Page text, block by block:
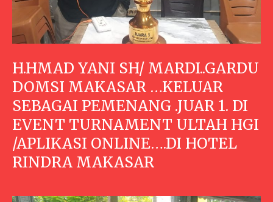
H.HMAD YANI SH/ MARDI..GARDU
DOMSI MAKASAR …KELUAR
SEBAGAI PEMENANG .JUAR 1. DI
EVENT TURNAMENT ULTAH HGI
/APLIKASI ONLINE….DI HOTEL
RINDRA MAKASAR